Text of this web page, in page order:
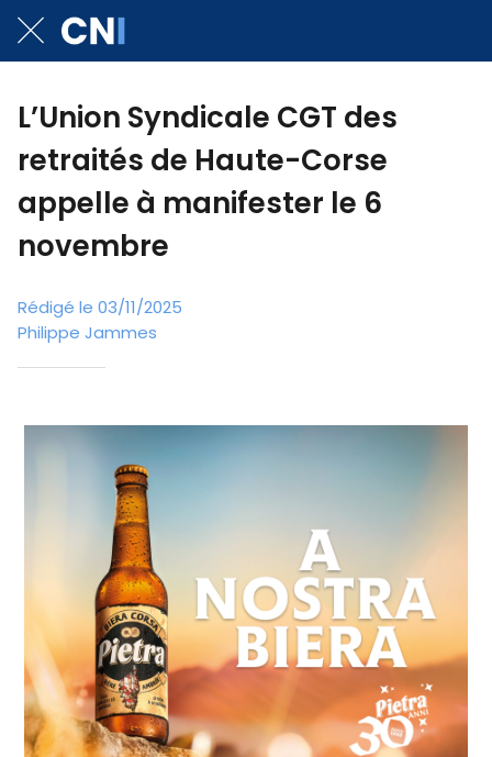
L’Union Syndicale CGT des
retraités de Haute-Corse
appelle à manifester le 6
novembre
Rédigé le 03/11/2025
Philippe Jammes